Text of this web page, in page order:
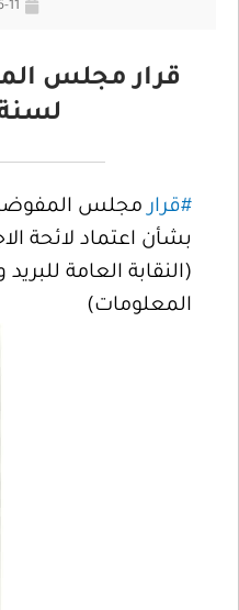
11
لسنة
#قرارمجلس المفوضية رقم
بشأن اعتماد لائحة
(النقابة العامة
المعلومات)